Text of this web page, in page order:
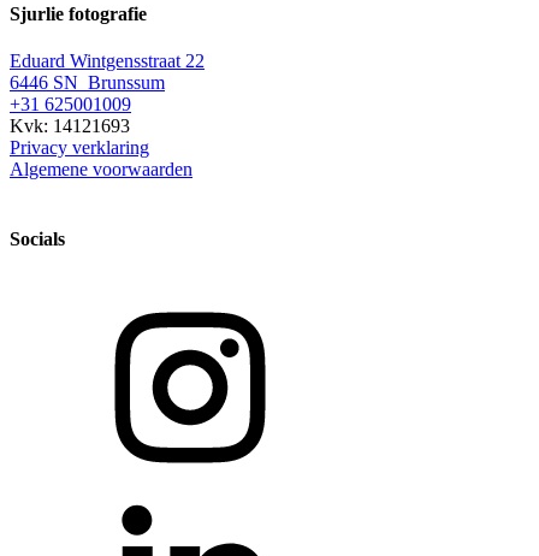
Sjurlie fotografie
Eduard Wintgensstraat 22
6446 SN Brunssum
+31 625001009
Kvk: 14121693
Privacy verklaring
Algemene voorwaarden
Socials